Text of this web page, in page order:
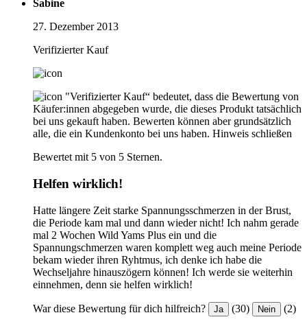
Sabine
27. Dezember 2013
Verifizierter Kauf
"Verifizierter Kauf“ bedeutet, dass die Bewertung von
Käufer:innen abgegeben wurde, die dieses Produkt tatsächlich
bei uns gekauft haben. Bewerten können aber grundsätzlich
alle, die ein Kundenkonto bei uns haben. Hinweis schließen
Bewertet mit 5 von 5 Sternen.
Helfen wirklich!
Hatte längere Zeit starke Spannungsschmerzen in der Brust,
die Periode kam mal und dann wieder nicht! Ich nahm gerade
mal 2 Wochen Wild Yams Plus ein und die
Spannungschmerzen waren komplett weg auch meine Periode
bekam wieder ihren Ryhtmus, ich denke ich habe die
Wechseljahre hinauszögern können! Ich werde sie weiterhin
einnehmen, denn sie helfen wirklich!
War diese Bewertung für dich hilfreich? Ja (30) Nein (2)